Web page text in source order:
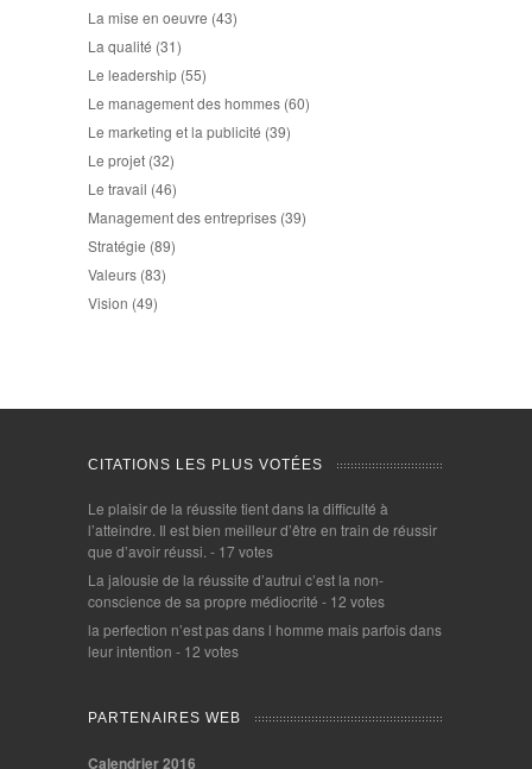
La mise en oeuvre (43)
La qualité (31)
Le leadership (55)
Le management des hommes (60)
Le marketing et la publicité (39)
Le projet (32)
Le travail (46)
Management des entreprises (39)
Stratégie (89)
Valeurs (83)
Vision (49)
CITATIONS LES PLUS VOTÉES
Le plaisir de la réussite tient dans la difficulté à
l’atteindre. Il est bien meilleur d’être en train de réussir
que d’avoir réussi. - 17 votes
La jalousie de la réussite d’autrui c’est la non-
conscience de sa propre médiocrité - 12 votes
la perfection n’est pas dans l homme mais parfois dans
leur intention - 12 votes
PARTENAIRES WEB
Calendrier 2016